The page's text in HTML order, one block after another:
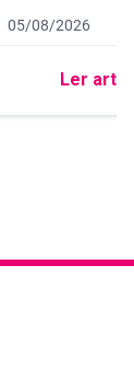
Data de
05/08/2026
10 minutos de
Ler